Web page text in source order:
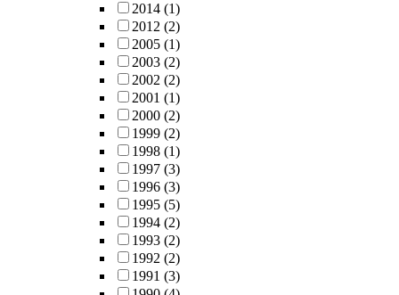
2014 (1)
2012 (2)
2005 (1)
2003 (2)
2002 (2)
2001 (1)
2000 (2)
1999 (2)
1998 (1)
1997 (3)
1996 (3)
1995 (5)
1994 (2)
1993 (2)
1992 (2)
1991 (3)